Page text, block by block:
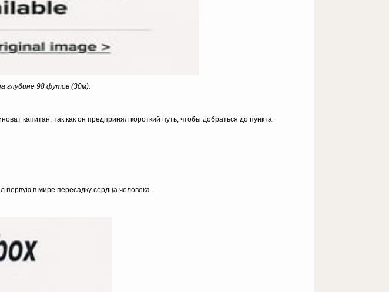
глубине 98 футов (30м).
капитан, так как он предпринял короткий путь, чтобы добраться до пункта
в мире пересадку сердца человека.